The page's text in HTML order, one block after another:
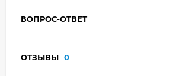
ВОПРОС-ОТВЕТ
ОТЗЫВЫ 0